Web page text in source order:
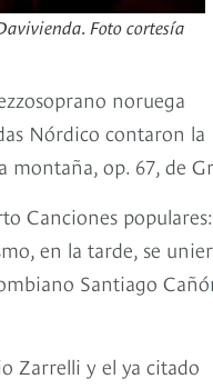
Foto cortesía
noruega
Nórdico contaron la
montaña, op. 67, de
Canciones populares:
en la tarde, se
Santiago
Zarrelli y el ya citado